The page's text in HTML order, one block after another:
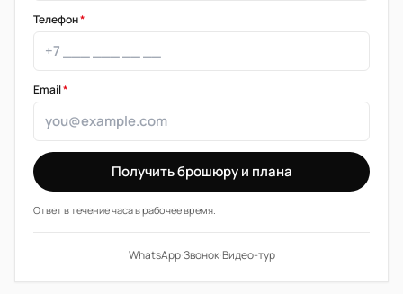
Телефон*
Email*
Получить брошюру и плана
Ответ в течение часа в рабочее время.
WhatsApp·Звонок·Видео-тур